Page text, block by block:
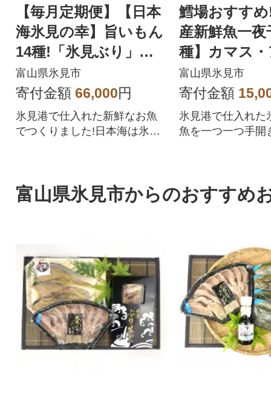
【毎月定期便】【日本
海氷見の幸】旨いもん
14種!「氷見ぶり」
「一夜干し」「昆布〆
お刺身」全4回
富山県氷見市
寄付金額 66,000円
氷見港で仕入れた新鮮なお魚
でつくりました!日本海は氷見
鱈場おすす
産新鮮魚一夜
種】カマス
わし・する
干し
富山県氷見市
寄付金額
氷見港で仕入れた
魚を一つ一つ手開
富山県氷見市からのおすすめ